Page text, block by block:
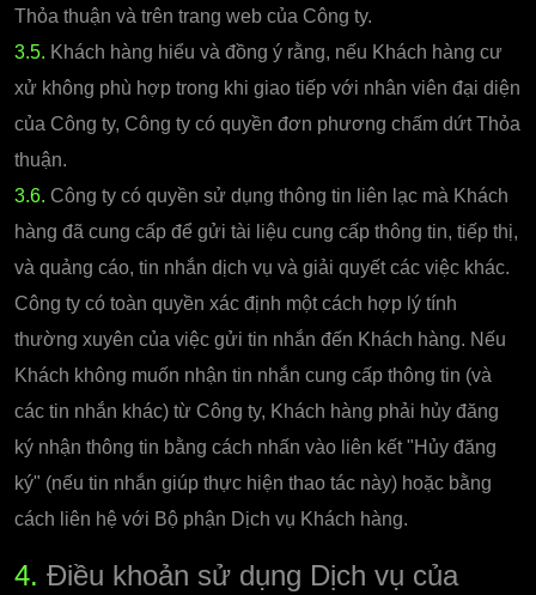
Thỏa thuận và trên trang web của Công ty.
3.5. Khách hàng hiểu và đồng ý rằng, nếu Khách hàng cư
xử không phù hợp trong khi giao tiếp với nhân viên đại diện
của Công ty, Công ty có quyền đơn phương chấm dứt Thỏa
thuận.
3.6. Công ty có quyền sử dụng thông tin liên lạc mà Khách
hàng đã cung cấp để gửi tài liệu cung cấp thông tin, tiếp thị,
và quảng cáo, tin nhắn dịch vụ và giải quyết các việc khác.
Công ty có toàn quyền xác định một cách hợp lý tính
thường xuyên của việc gửi tin nhắn đến Khách hàng. Nếu
Khách không muốn nhận tin nhắn cung cấp thông tin (và
các tin nhắn khác) từ Công ty, Khách hàng phải hủy đăng
ký nhận thông tin bằng cách nhấn vào liên kết "Hủy đăng
ký" (nếu tin nhắn giúp thực hiện thao tác này) hoặc bằng
cách liên hệ với Bộ phận Dịch vụ Khách hàng.
4. Điều khoản sử dụng Dịch vụ của